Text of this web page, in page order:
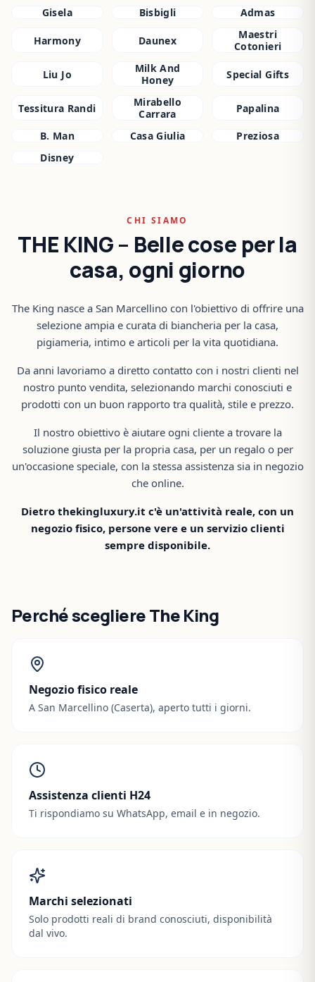
Gisela Bisbigli Admas
Harmony Daunex
Maestri
Cotonieri
Liu Jo
Milk And
Honey
Special Gifts
Tessitura Randi
Mirabello
Carrara
Papalina
B. Man Casa Giulia
Preziosa
Disney
CHI SIAMO
THE KING – Belle cose per la
casa, ogni giorno
The King nasce a San Marcellino con l'obiettivo di offrire una
selezione ampia e curata di biancheria per la casa,
pigiameria, intimo e articoli per la vita quotidiana.
Da anni lavoriamo a diretto contatto con i nostri clienti nel
nostro punto vendita, selezionando marchi conosciuti e
prodotti con un buon rapporto tra qualità, stile e prezzo.
Il nostro obiettivo è aiutare ogni cliente a trovare la
soluzione giusta per la propria casa, per un regalo o per
un'occasione speciale, con la stessa assistenza sia in negozio
che online.
Dietro thekingluxury.it c'è un'attività reale, con un
negozio fisico, persone vere e un servizio clienti
sempre disponibile.
Perché scegliere The King
Negozio fisico reale
A San Marcellino (Caserta), aperto tutti i giorni.
Assistenza clienti H24
Ti rispondiamo su WhatsApp, email e in negozio.
Marchi selezionati
Solo prodotti reali di brand conosciuti, disponibilità
dal vivo.